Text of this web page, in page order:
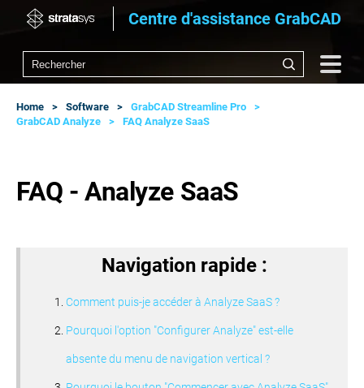
Centre d'assistance GrabCAD
Home Software
GrabCAD Streamline Pro
GrabCAD Analyze
FAQ Analyze SaaS
FAQ - Analyze SaaS
Navigation rapide :
Comment puis-je accéder à Analyze SaaS ?
Pourquoi l'option "Configurer Analyze" est-elle
absente du menu de navigation vertical ?